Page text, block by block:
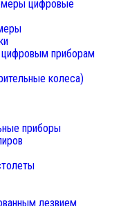
цифровые
приборам
колеса)
приборы
лезвием